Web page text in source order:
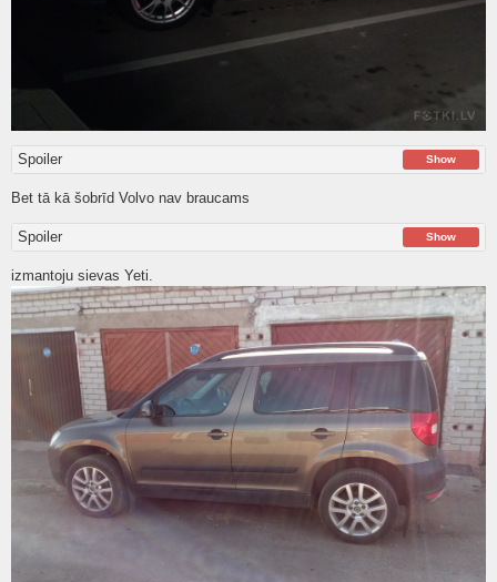
Spoiler Show
Bet tā kā šobrīd Volvo nav braucams
Spoiler Show
izmantoju sievas Yeti.